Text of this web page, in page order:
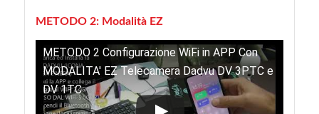
METODO 2: Modalità EZ
METODO 2 Configurazione WiFi in APP Con
MODALITA' EZ Telecamera Dadvu DV 3PTC e
DV 1TC